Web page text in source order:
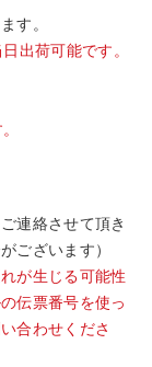
す。
出荷可能です。
連絡させて頂き
ございます）
が生じる可能性
伝票番号を使っ
合わせくださ